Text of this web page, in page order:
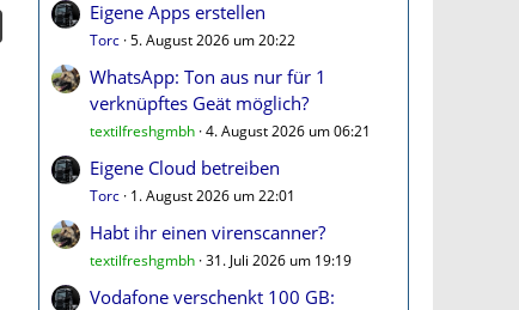
Eigene Apps erstellen
Torc 5. August 2026 um 20:22
WhatsApp: Ton aus nur für 1
verknüpftes Geät möglich?
textilfreshgmbh 4. August 2026 um 06:21
Eigene Cloud betreiben
Torc 1. August 2026 um 22:01
Habt ihr einen virenscanner?
textilfreshgmbh 31. Juli 2026 um 19:19
Vodafone verschenkt 100 GB: